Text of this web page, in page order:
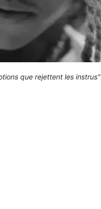
que rejettent les instrus"